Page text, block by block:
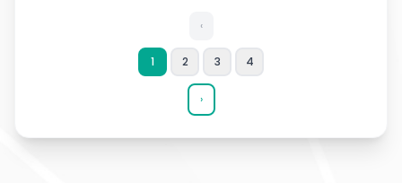
‹
1 2 3 4
›